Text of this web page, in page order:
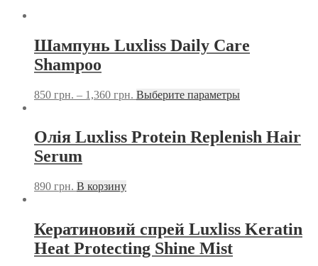
Шампунь Luxliss Daily Care
Shampoo
850 грн. – 1,360 грн. Выберите параметры
Олія Luxliss Protein Replenish Hair
Serum
890 грн. В корзину
Кератиновий спрей Luxliss Keratin
Heat Protecting Shine Mist